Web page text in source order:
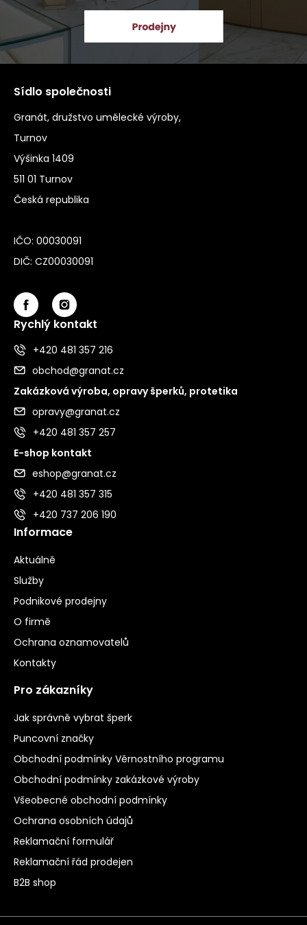
Sídlo společnosti
Granát, družstvo umělecké výroby,
Turnov
Výšinka 1409
511 01 Turnov
Česká republika
IČO: 00030091
DIČ: CZ00030091
Rychlý kontakt
+420 481 357 216
obchod@granat.cz
Zakázková výroba, opravy šperků, protetika
opravy@granat.cz
+420 481 357 257
E-shop kontakt
eshop@granat.cz
+420 481 357 315
+420 737 206 190
Informace
Aktuálně
Služby
Podnikové prodejny
O firmě
Ochrana oznamovatelů
Kontakty
Pro zákazníky
Jak správně vybrat šperk
Puncovní značky
Obchodní podmínky Věrnostního programu
Obchodní podmínky zakázkové výroby
Všeobecné obchodní podmínky
Ochrana osobních údajů
Reklamační formulář
Reklamační řád prodejen
B2B shop